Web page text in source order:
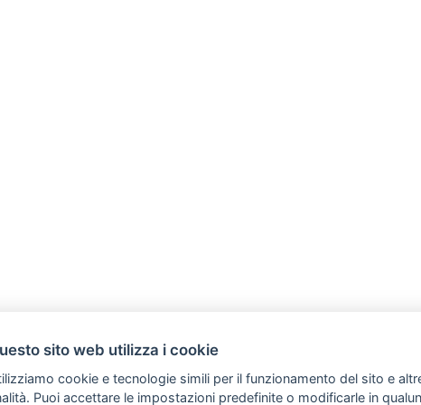
sito web utilizza i cookie
cookie e tecnologie simili per il funzionamento del sito e
Puoi accettare le impostazioni predefinite o modificarle in